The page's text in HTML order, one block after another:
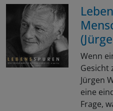
Wenn
Gesicht
Jürgen
eine
Frage,